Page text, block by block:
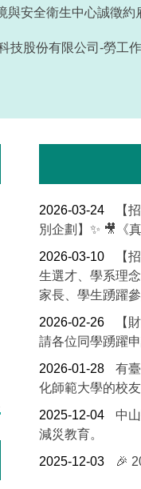
與安全衛生中心誠徵
技股份有限公司-勞工
2026-03-24 【
別企劃】✨ 🎥《
2026-03-10
【
生選才、學系理
家長、學生踴躍參
2026-02-26
【
請各位同學踴躍
2026-01-28
有
化師範大學的校
2025-12-04
中
減災教育。
2025-12-03
🎉